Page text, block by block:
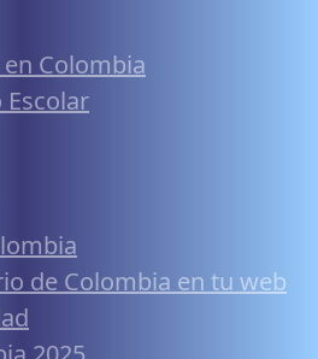
Colombia
Escolar
de Colombia en tu web